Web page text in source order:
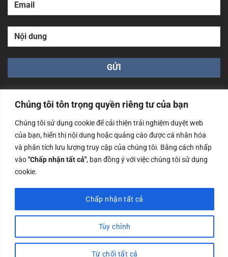
Chúng tôi tôn trọng quyền riêng tư của bạn
Chúng tôi sử dụng cookie để cải thiện trải nghiệm duyệt web
của bạn, hiển thị nội dung hoặc quảng cáo được cá nhân hóa
và phân tích lưu lượng truy cập của chúng tôi. Bằng cách nhấp
vào"Chấp nhận tất cả", bạn đồng ý với việc chúng tôi sử dụng
cookie.
Tùy chỉnh
Từ chối tất cả
Chấp nhận tất cả
Công ty TNHH Nam Bình Xương - Số ĐKKD: 0108783483
cấp ngày 14/06/2019 bởi Sở Kế Hoạch và Đầu Tư Tp. Hà
Nội
Copyrights @2023 Nam Binh Xuong. All Rights Reserved